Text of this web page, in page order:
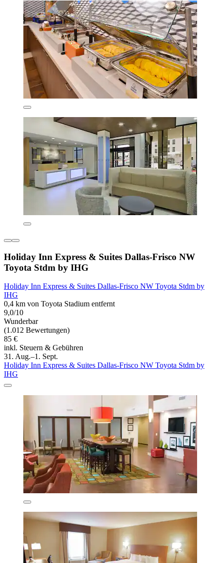
Holiday Inn Express & Suites Dallas-Frisco NW
Toyota Stdm by IHG
Holiday Inn Express & Suites Dallas-Frisco NW Toyota Stdm by
IHG
0,4 km von Toyota Stadium entfernt
9,0/10
Wunderbar
(1.012 Bewertungen)
85 €
inkl. Steuern & Gebühren
31. Aug.–1. Sept.
Holiday Inn Express & Suites Dallas-Frisco NW Toyota Stdm by
IHG